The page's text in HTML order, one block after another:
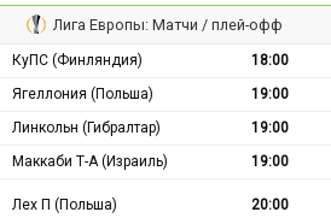
Лига Европы: Матчи / плей-офф
КуПС (Финляндия) 18:00
Ягеллония (Польша)
19:00
Линкольн (Гибралтар)
19:00
Маккаби Т-А (Израиль)
19:00
Лех П (Польша) 20:00